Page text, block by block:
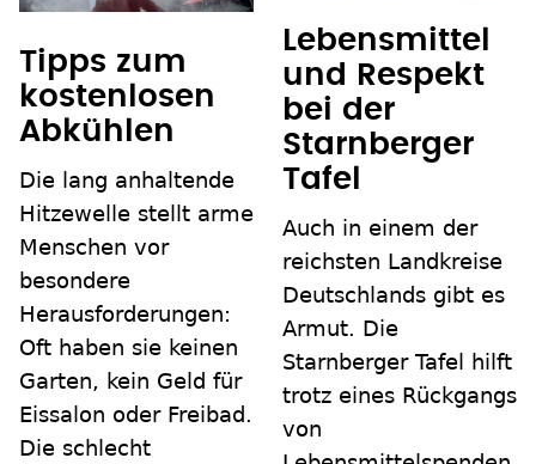
Tipps zum
kostenlosen
Abkühlen
Die lang anhaltende
Hitzewelle stellt arme
Menschen vor
besondere
Herausforderungen:
Oft haben sie keinen
Garten, kein Geld für
Eissalon oder Freibad.
Die schlecht
Lebensmittel
und Respekt
bei der
Starnberger
Tafel
Auch in einem der
reichsten Landkreise
Deutschlands gibt es
Armut. Die
Starnberger Tafel hilft
trotz eines Rückgangs
von